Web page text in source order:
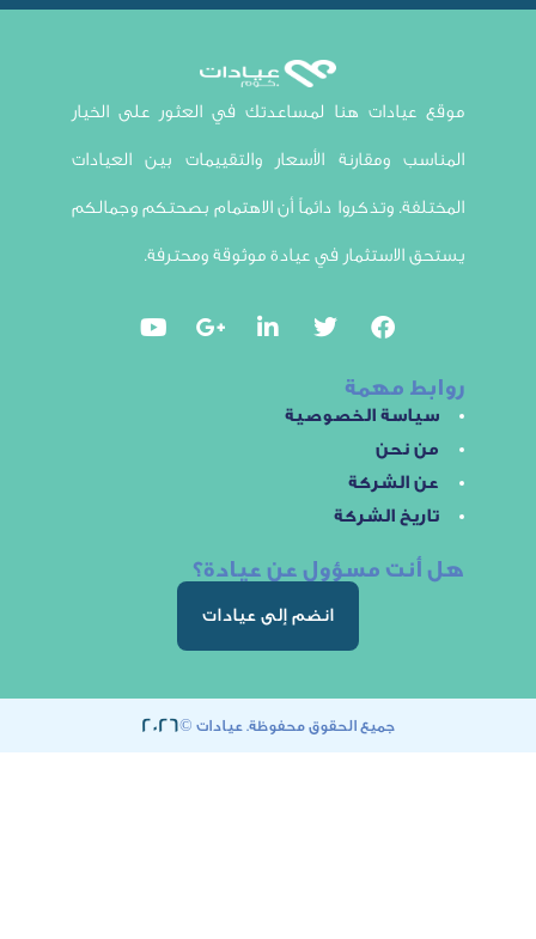
هنا لمساعدتك في العثور على الخيار
ومقارنة الأسعار والتقييمات بين العيادات
وتذكروا دائماً أن الاهتمام بصحتكم وجمالكم
في عيادة موثوقة ومحترفة.
الخصوصية
الشركة
مسؤول عن عيادة؟
انضم إلى عيادات
جميع الحقوق محفوظة. عيادات ©2026